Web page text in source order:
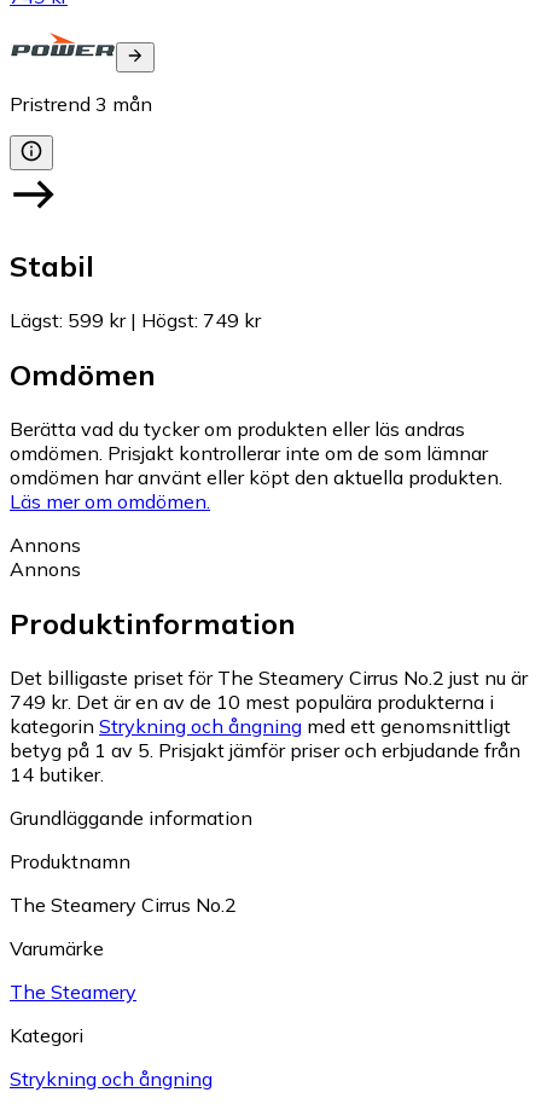
Pristrend 3 mån
Stabil
Lägst: 599 kr| Högst: 749 kr
Omdömen
Berätta vad du tycker om produkten eller läs andras
omdömen. Prisjakt kontrollerar inte om de som lämnar
omdömen har använt eller köpt den aktuella produkten.
Läs mer om omdömen.
Annons
Annons
Produktinformation
Det billigaste priset för The Steamery Cirrus No.2 just nu är
749 kr. Det är en av de 10 mest populära produkterna i
kategorin Strykning och ångning med ett genomsnittligt
betyg på 1 av 5. Prisjakt jämför priser och erbjudande från
14 butiker.
Grundläggande information
Produktnamn
The Steamery Cirrus No.2
Varumärke
The Steamery
Kategori
Strykning och ångning